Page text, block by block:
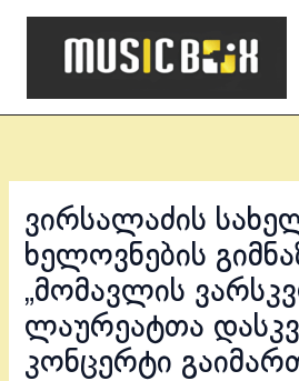
Skip
ვირსალაძის
ხელოვნების
„მომავლის
ლაურეატთა
კონცერტი